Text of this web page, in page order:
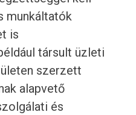
munkáltatók
is
társult üzleti
szerzett
alapvető
és